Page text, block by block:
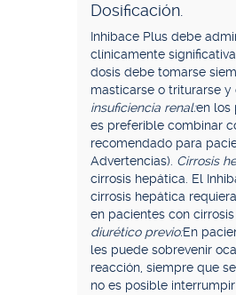
Dosificación.
Inhibace Plus debe
clínicamente
dosis debe tomarse
masticarse o triturarse y
insuficiencia renal:en los
es preferible combinar
recomendado para
Advertencias). Cirrosis
cirrosis hepática. El
cirrosis hepática
en pacientes con
diurético previo:En
les puede sobrevenir
reacción, siempre que
no es posible